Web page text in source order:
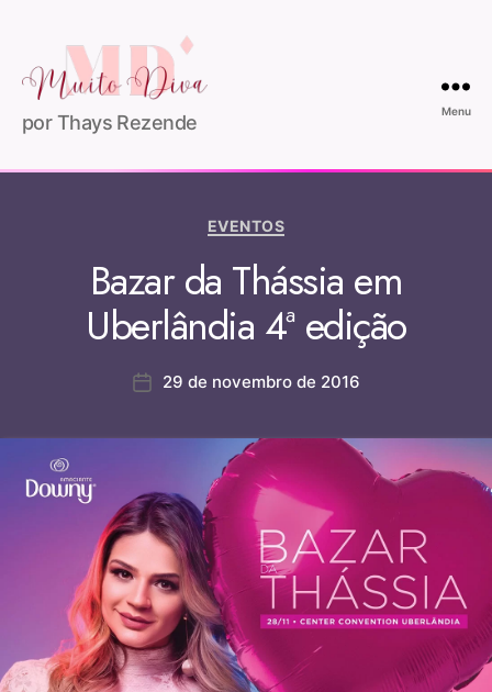
por Thays Rezende
Menu
EVENTOS
Bazar da Thássia em
Uberlândia 4ª edição
29 de novembro de 2016